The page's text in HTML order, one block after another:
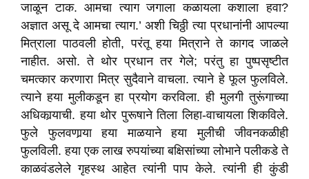
जाळून टाक. आमचा त्याग जगाला कळायला कशाला हवा?
अज्ञात असू दे आमचा त्याग.’ अशी चिठ्ठी त्या प्रधानांनी आपल्या
मित्राला पाठवली होती, परंतू हया मित्राने ते कागद जाळले
नाहीत. असो. ते थोर प्रधान तर गेले; परंतु हा पुष्पसृष्टीत
चमत्कार करणारा मित्र सुदैवाने वाचला. त्याने हे फूल फुलविले.
त्याने हया मुलीकडून हा प्रयोग करविला. ही मुलगी तुरूंगाच्या
अधिकार्‍याची. हया थोर पुरूषाने तिला लिहा-वाचायला शिकविले.
फुले फुलवणार्‍या हया माळयाने हया मुलीची जीवनकळीही
फुलविली. हया एक लाख रुपयांच्या बक्षिसांच्या लोभाने पलीकडे ते
काळवंडलेले गृहस्थ आहेत त्यांनी पाप केले. त्यांनी ही कुंडी